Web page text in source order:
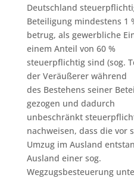
Deutschland
Beteiligung mindestens 1
betrug, als gewerbliche
einem Anteil von 60 %
steuerpflichtig sind (sog.
der Veräußerer während
des Bestehens seiner
gezogen und dadurch
unbeschränkt
nachweisen, dass die vor
Umzug im Ausland
Ausland einer sog.
Wegzugsbesteuerung